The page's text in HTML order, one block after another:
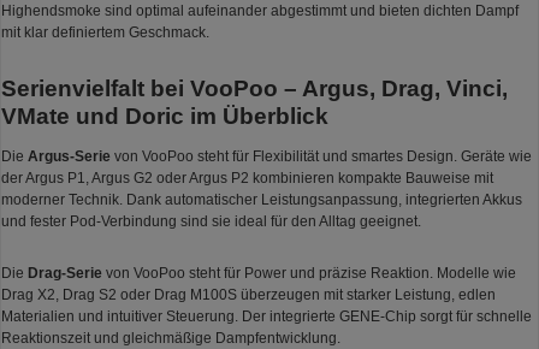
Highendsmoke sind optimal aufeinander abgestimmt und bieten dichten Dampf
mit klar definiertem Geschmack.
Serienvielfalt bei VooPoo – Argus, Drag, Vinci,
VMate und Doric im Überblick
Die Argus-Serie von VooPoo steht für Flexibilität und smartes Design. Geräte wie
der Argus P1, Argus G2 oder Argus P2 kombinieren kompakte Bauweise mit
moderner Technik. Dank automatischer Leistungsanpassung, integrierten Akkus
und fester Pod-Verbindung sind sie ideal für den Alltag geeignet.
Die Drag-Serie von VooPoo steht für Power und präzise Reaktion. Modelle wie
Drag X2, Drag S2 oder Drag M100S überzeugen mit starker Leistung, edlen
Materialien und intuitiver Steuerung. Der integrierte GENE-Chip sorgt für schnelle
Reaktionszeit und gleichmäßige Dampfentwicklung.